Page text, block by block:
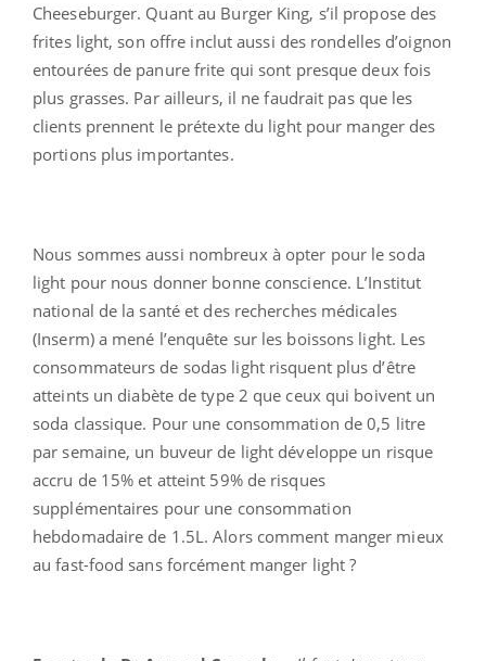
Cheeseburger. Quant au Burger King, s’il propose des
frites light, son offre inclut aussi des rondelles d’oignon
entourées de panure frite qui sont presque deux fois
plus grasses. Par ailleurs, il ne faudrait pas que les
clients prennent le prétexte du light pour manger des
portions plus importantes.
Nous sommes aussi nombreux à opter pour le soda
light pour nous donner bonne conscience. L’Institut
national de la santé et des recherches médicales
(Inserm) a mené l’enquête sur les boissons light. Les
consommateurs de sodas light risquent plus d’être
atteints un diabète de type 2 que ceux qui boivent un
soda classique. Pour une consommation de 0,5 litre
par semaine, un buveur de light développe un risque
accru de 15% et atteint 59% de risques
supplémentaires pour une consommation
hebdomadaire de 1.5L. Alors comment manger mieux
au fast-food sans forcément manger light ?